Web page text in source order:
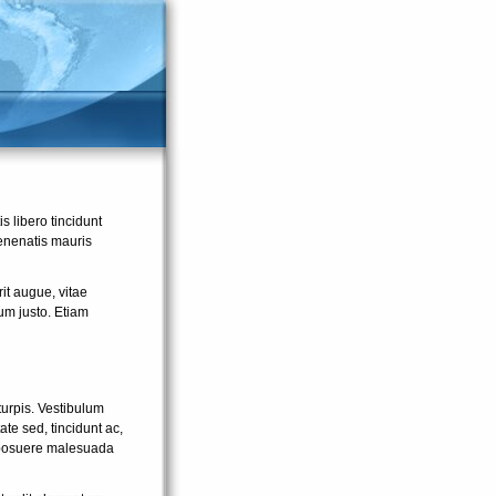
libero tincidunt
mauris
augue, vitae
justo. Etiam
Vestibulum
sed, tincidunt ac,
malesuada